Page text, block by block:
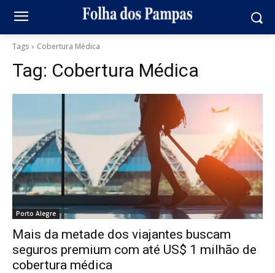
Tags Cobertura Médica
Tag: Cobertura Médica
Porto Alegre
Mais da metade dos viajantes buscam
seguros premium com até US$ 1 milhão de
cobertura médica